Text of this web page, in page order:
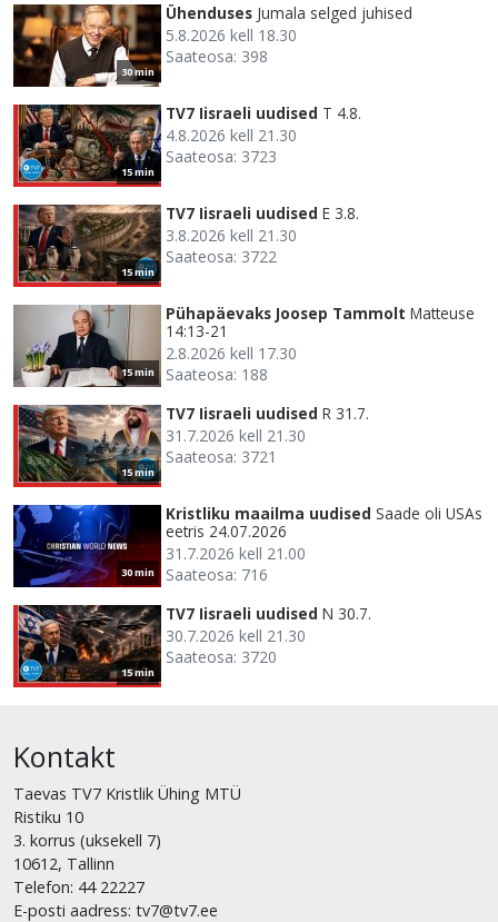
30 min
Ühenduses Jumala selged juhised
5.8.2026 kell 18.30
Saateosa: 398
15 min
TV7 Iisraeli uudised T 4.8.
4.8.2026 kell 21.30
Saateosa: 3723
15 min
TV7 Iisraeli uudised E 3.8.
3.8.2026 kell 21.30
Saateosa: 3722
15 min
Pühapäevaks Joosep Tammolt Matteuse
14:13-21
2.8.2026 kell 17.30
Saateosa: 188
15 min
TV7 Iisraeli uudised R 31.7.
31.7.2026 kell 21.30
Saateosa: 3721
30 min
Kristliku maailma uudised Saade oli USAs
eetris 24.07.2026
31.7.2026 kell 21.00
Saateosa: 716
15 min
TV7 Iisraeli uudised N 30.7.
30.7.2026 kell 21.30
Saateosa: 3720
Kontakt
Taevas TV7 Kristlik Ühing MTÜ
Ristiku 10
3. korrus (uksekell 7)
10612, Tallinn
Telefon: 44 22227
E-posti aadress: tv7@tv7.ee